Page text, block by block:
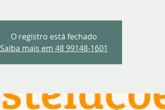
O registro está fechado
Saiba mais em 48 99148-1601